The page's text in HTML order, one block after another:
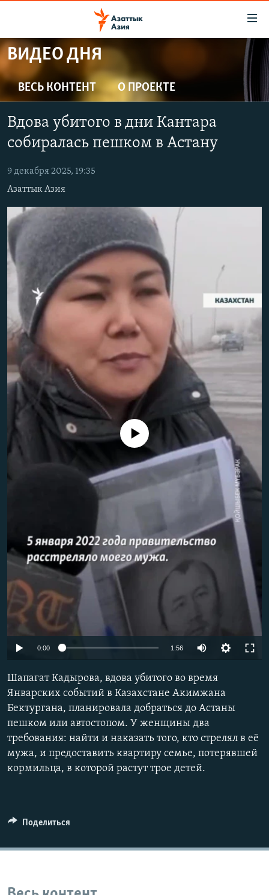
Вернуться
основному
содержанию
главной
навигации
Вернутся
ЦЕНТРАЛЬНАЯ АЗИЯ
КАЗАХСТАН
УЗБЕКИСТАН
ТАДЖИКИСТАН
НОВОСТИ
НА ДРУГИХ ЯЗЫКАХ
ҚАЗАҚША
КЫРГЫЗЧА
ЎЗБЕКЧА
ТОҶИКӢ
Все сайты РСЕ/РС
ВИДЕО ДНЯ
ВЕСЬ КОНТЕНТ О ПРОЕКТЕ
Вдова убитого в дни Кантара
собиралась пешком в Астану
9 декабря 2025, 19:35
Азаттык Азия
No media source currently available
0:00 1:56
480p
1080p
Шапагат Кадырова, вдова убитого во время
Январских событий в Казахстане Акимжана
Бектургана, планировала добраться до Астаны
пешком или автостопом. У женщины два
требования: найти и наказать того, кто стрелял в её
мужа, и предоставить квартиру семье, потерявшей
кормильца, в которой растут трое детей.
Поделиться